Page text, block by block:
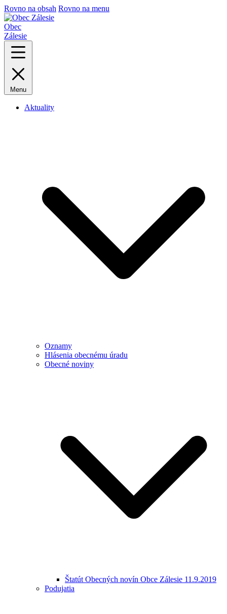
Rovno na obsah Rovno na menu
Obec
Zálesie
Menu
Aktuality
Oznamy
Hlásenia obecnému úradu
Obecné noviny
Štatút Obecných novín Obce Zálesie 11.9.2019
Podujatia